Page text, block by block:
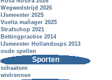
Wegwedstrijd 2026
IJsmeester 2025
Vuelta mañager 2025
Strafschop 2021
Bettingpractice 2014
IJsmeester Hollandcups 2013
oude spellen
Sporten
schaatsen
wielrennen